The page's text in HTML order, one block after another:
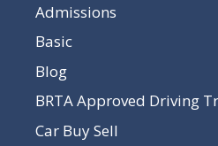
Admissions
Basic
Blog
BRTA Approved Driving
Car Buy Sell